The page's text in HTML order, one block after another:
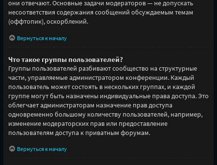
они отвечают. Основные задачи модераторов — не допускать
несоответствия содержания сообщений обсуждаемым темам
(оффтопик), оскорблений.
Вернуться к началу
Что такое группы пользователей?
Группы пользователей разбивают сообщество на структурные
части, управляемые администратором конференции. Каждый
пользователь может состоять в нескольких группах, и каждой
группе могут быть назначены индивидуальные права доступа. Это
облегчает администраторам назначение прав доступа
одновременно большому количеству пользователей, например,
изменение модераторских прав или предоставление
пользователям доступа к приватным форумам.
Вернуться к началу